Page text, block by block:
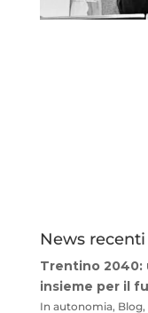
News recenti
Trentino 2040:
insieme per il
In autonomia, Blog,